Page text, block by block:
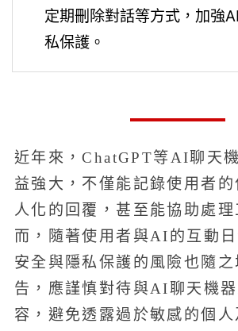
定期刪除對話等方式，加強
私保護。
近年來，ChatGPT等AI聊天
益強大，不僅能記錄使用者的
人化的回覆，甚至能協助處
而，隨著使用者與AI的互動
安全與隱私保護的風險也隨
告，應謹慎對待與AI聊天機
容，避免透露過於敏感的個人